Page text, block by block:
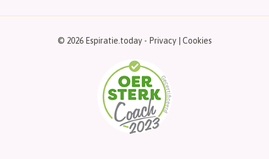
© 2026 Espiratie.today - Privacy| Cookies